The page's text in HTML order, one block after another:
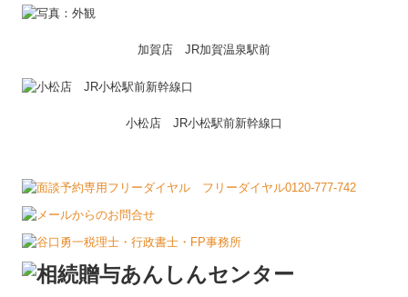
加賀店 JR加賀温泉駅前
小松店 JR小松駅前新幹線口